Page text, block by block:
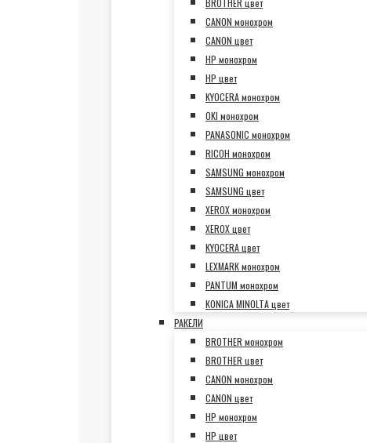
BROTHER цвет
CANON монохром
CANON цвет
HP монохром
HP цвет
KYOCERA монохром
OKI монохром
PANASONIC монохром
RICOH монохром
SAMSUNG монохром
SAMSUNG цвет
XEROX монохром
XEROX цвет
KYOCERA цвет
LEXMARK монохром
PANTUM монохром
KONICA MINOLTA цвет
РАКЕЛИ
BROTHER монохром
BROTHER цвет
CANON монохром
CANON цвет
HP монохром
HP цвет